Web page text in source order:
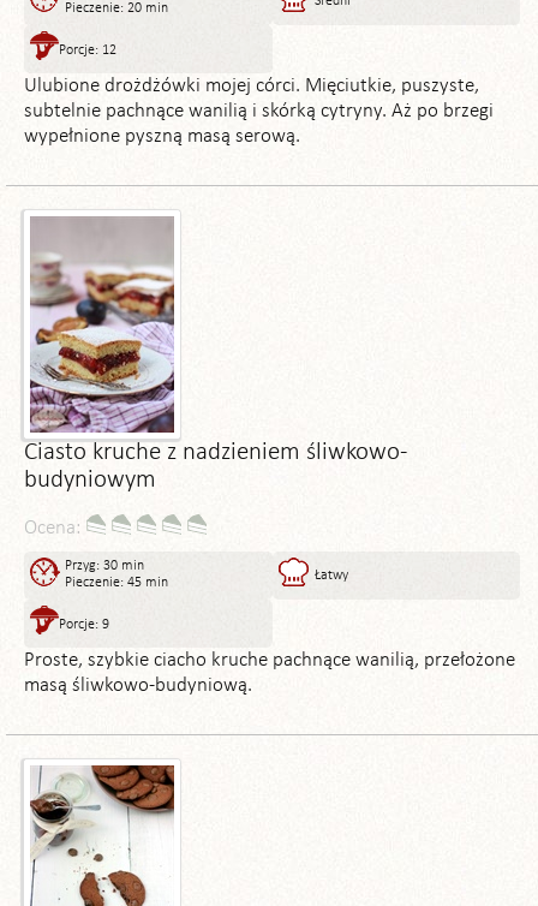
Pieczenie: 20 min
Porcje: 12
Ulubione drożdżówki mojej córci. Mięciutkie, puszyste,
subtelnie pachnące wanilią i skórką cytryny. Aż po brzegi
wypełnione pyszną masą serową.
Ciasto kruche z nadzieniem śliwkowo-
budyniowym
Ocena:
Przyg: 30 min
Pieczenie: 45 min
Łatwy
Porcje: 9
Proste, szybkie ciacho kruche pachnące wanilią, przełożone
masą śliwkowo-budyniową.